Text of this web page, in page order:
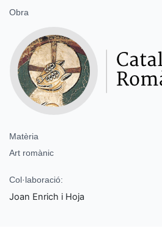
Obra
Matèria
Art romànic
Col·laboració:
Joan Enrich i Hoja